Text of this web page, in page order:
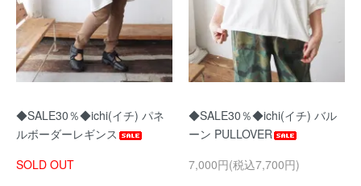
◆SALE30％◆ichi(イチ) パネ
ルボーダーレギンス
SOLD OUT
◆SALE30％◆ichi(イチ) バル
ーン PULLOVER
7,000円(税込7,700円)